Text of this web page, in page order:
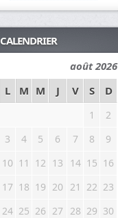
CALENDRIER
août 2026
L
M M J V S D
1
2
3
4 5 6 7 8
9
10 11 12 13 14 15 16
17 18 19 20 21 22 23
24 25 26 27 28 29 30